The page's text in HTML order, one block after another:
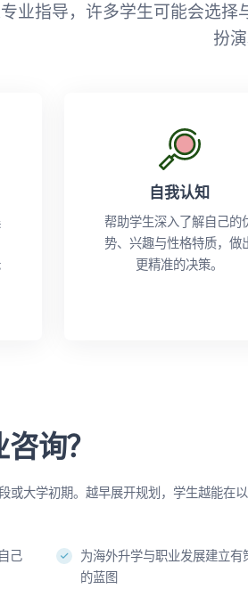
业指导，许多学生可能会选
扮
自我认知
帮助学生深入了解自己的
势、兴趣与性格特质，做
更精准的决策。
询？
或大学初期。越早展开规划，学生越能在
己
为海外升学与职业发展建立有
的蓝图